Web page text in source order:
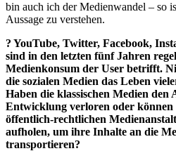
bin auch ich der Medienwandel – so
Aussage zu verstehen.
? YouTube, Twitter, Facebook,
sind in den letzten fünf Jahren
Medienkonsum der User betrifft.
die sozialen Medien das Leben
Haben die klassischen Medien den
Entwicklung verloren oder können
öffentlich-rechtlichen
aufholen, um ihre Inhalte an die
transportieren?